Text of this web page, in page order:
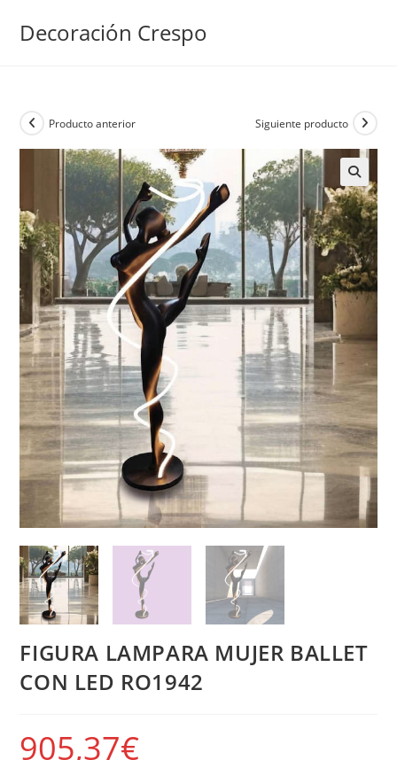
Decoración Crespo
Producto anterior Siguiente producto
FIGURA LAMPARA MUJER BALLET
CON LED RO1942
905,37€